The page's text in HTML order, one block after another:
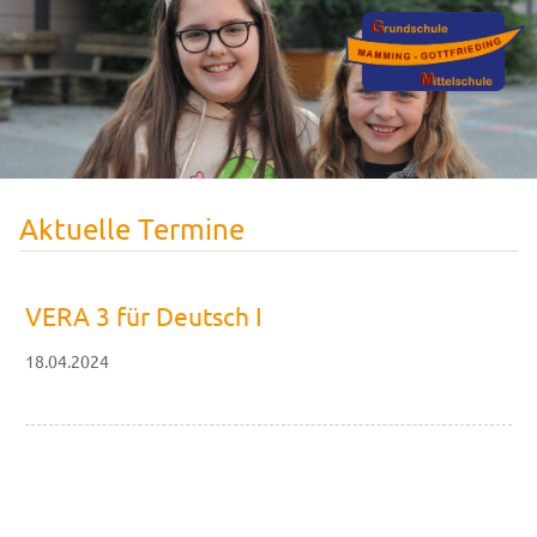
Aktuelle Termine
VERA 3 für Deutsch I
18.04.2024